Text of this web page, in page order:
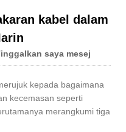
kabel dalam
saya mesej
kepada bagaimana
kecemasan seperti
merangkumi tiga